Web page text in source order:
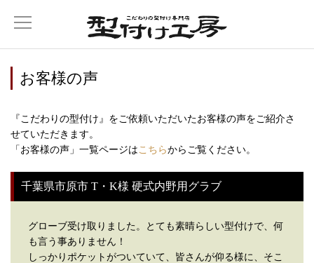
お客様の声
『こだわりの型付け』をご依頼いただいたお客様の声をご紹介さ
せていただきます。
「お客様の声」一覧ページはこちらからご覧ください。
千葉県市原市 T・K様 硬式内野用グラブ
グローブ受け取りました。とても素晴らしい型付けで、何
も言う事ありません！
しっかりポケットがついていて、皆さんが仰る様に、そこ